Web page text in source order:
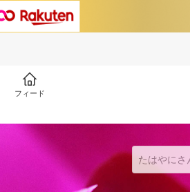
フィード